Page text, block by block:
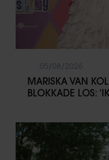
MARISKA VAN
BLOKKADE LOS: